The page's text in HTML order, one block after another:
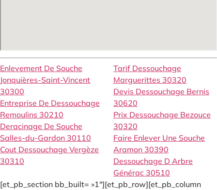
Enlevement De Souche
Jonquières-Saint-Vincent
30300
Entreprise De Dessouchage
Remoulins 30210
Deracinage De Souche
Salles-du-Gardon 30110
Cout Dessouchage Vergèze
30310
Tarif Dessouchage
Marguerittes 30320
Devis Dessouchage Bernis
30620
Prix Dessouchage Bezouce
30320
Faire Enlever Une Souche
Aramon 30390
Dessouchage D Arbre
Générac 30510
[et_pb_section bb_built= »1″][et_pb_row][et_pb_column